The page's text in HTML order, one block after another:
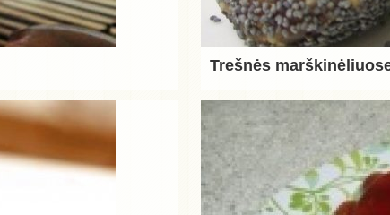
Trešnės